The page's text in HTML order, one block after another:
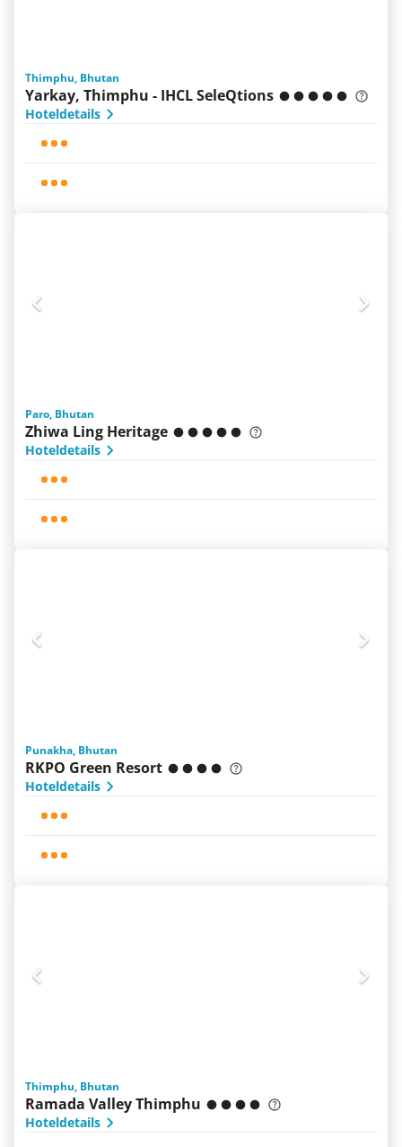
Thimphu, Bhutan
Yarkay, Thimphu - IHCL SeleQtions
Hoteldetails
Paro, Bhutan
Zhiwa Ling Heritage
Hoteldetails
Punakha, Bhutan
RKPO Green Resort
Hoteldetails
Thimphu, Bhutan
Ramada Valley Thimphu
Hoteldetails